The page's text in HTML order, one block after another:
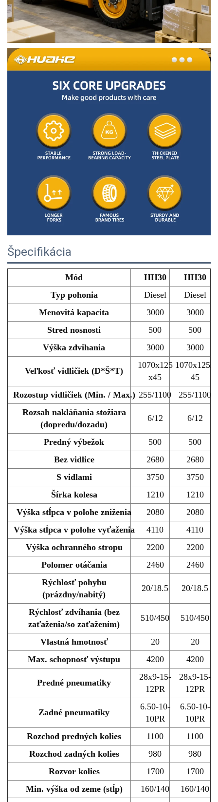
Špecifikácia
Mód HH30
HH30
Typ pohonia
Diesel
Diesel
Menovitá kapacita
3000
3000
Stred nosnosti
500
500
Výška zdvihania
3000 3000
Veľkosť vidličiek (D*Š*T)
1070x125
x45
1070x125x
45
Rozostup vidličiek (Min. / Max.) 255/1100
255/1100
Rozsah nakláňania stožiara
(dopredu/dozadu)
6/12 6/12
Predný výbežok 500
500
Bez vidlice
2680
2680
S vidlami
3750
3750
Šírka kolesa
1210
1210
Výška stĺpca v polohe zniženia
2080
2080
Výška stĺpca v polohe vyťaženia
4110
4110
Výška ochranného stropu
2200
2200
Polomer otáčania
2460
2460
Rýchlosť pohybu
(prázdny/nabitý)
20/18.5 20/18.5
Rýchlosť zdvíhania (bez
zaťaženia/so zaťažením)
510/450 510/450
Vlastná hmotnosť 20
20
Max. schopnosť výstupu
4200 4200
Predné pneumatiky
28x9-15-
12PR
28x9-15-
12PR
Zadné pneumatiky
6.50-10-
10PR
6.50-10-
10PR
Rozchod predných kolies
1100
1100
Rozchod zadných kolies
980
980
Rozvor kolies
1700
1700
Min. výška od zeme (stĺp)
160/140
160/140